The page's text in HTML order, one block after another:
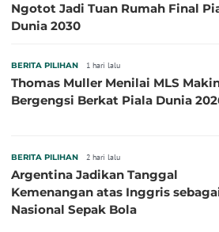
Ngotot Jadi Tuan Rumah Final
Dunia 2030
BERITA PILIHAN 1 hari lalu
Thomas Muller Menilai MLS
Bergengsi Berkat Piala Dunia
BERITA PILIHAN 2 hari lalu
Argentina Jadikan Tanggal
Kemenangan atas Inggris
Nasional Sepak Bola